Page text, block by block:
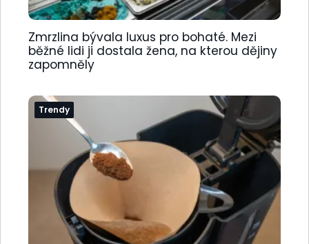
Zmrzlina bývala luxus pro bohaté. Mezi
běžné lidi ji dostala žena, na kterou dějiny
zapomněly
Trendy